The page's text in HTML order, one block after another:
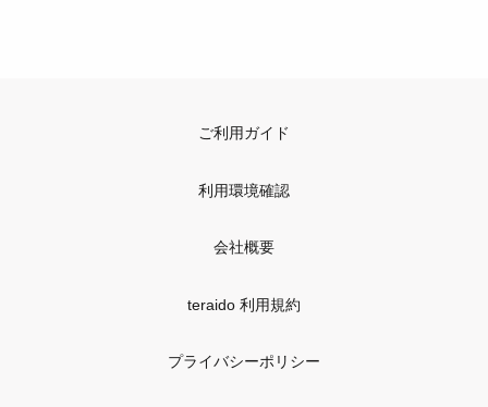
ご利用ガイド
利用環境確認
会社概要
teraido 利用規約
プライバシーポリシー